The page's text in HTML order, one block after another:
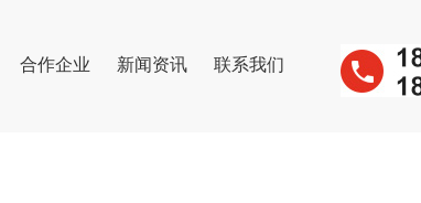
合作企业 新闻资讯 联系我们